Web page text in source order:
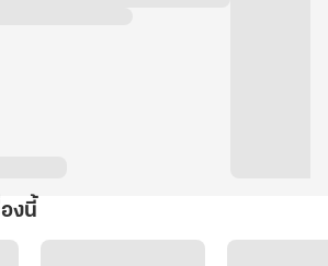
ทธา ก่อกบฏล้างบางราชบัลลังก์เพื่อทวงคืน
งนี้